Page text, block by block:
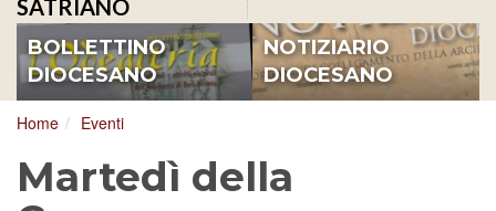
SATRIANO
BOLLETTINO
DIOCESANO
NOTIZIARIO
DIOCESANO
Home Eventi
Martedì della